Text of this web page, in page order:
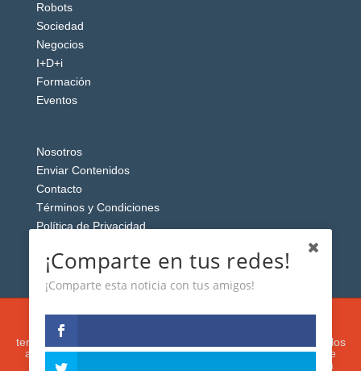
Robots
Sociedad
Negocios
I+D+i
Formación
Eventos
Nosotros
Enviar Contenidos
Contacto
Términos y Condiciones
Política de Privacidad
Esta web usa cookies analíticas y publicitarias (propias y de
terceros) para analizar el tráfico y personalizar el contenido y los
anuncios que le mostremos de acuerdo con su navegación e
intereses, buscando así mejorar su experiencia. Si presiona
¡Comparte en tus redes!
¡Comparte esta noticia con tus amigos!